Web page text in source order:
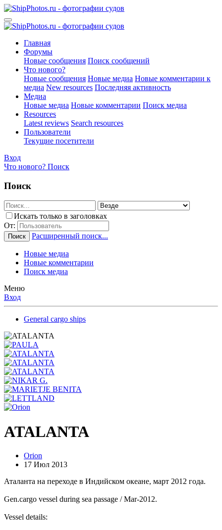
Главная
Форумы
Новые сообщения Поиск сообщений
Что нового?
Новые сообщения Новые медиа Новые комментарии к
медиа New resources Последняя активность
Медиа
Новые медиа Новые комментарии Поиск медиа
Resources
Latest reviews Search resources
Пользователи
Текущие посетители
Вход
Что нового? Поиск
Поиск
Искать только в заголовках
От:
Поиск Расширенный поиск...
Новые медиа
Новые комментарии
Поиск медиа
Меню
Вход
General cargo ships
ATALANTA
Orion
17 Июл 2013
Аталанта на переходе в Индийском океане, март 2012 года.
Gen.cargo vessel during sea passage / Mar-2012.
Vessel details: